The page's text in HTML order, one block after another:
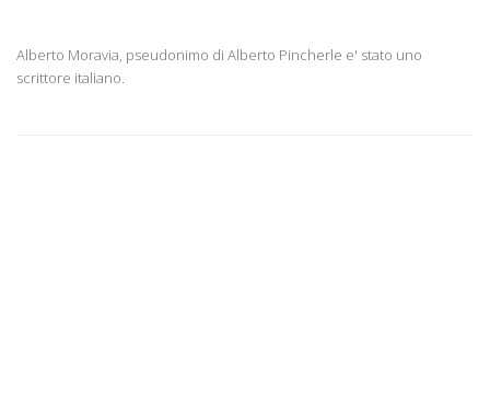
Alberto Moravia, pseudonimo di Alberto Pincherle e' stato uno
scrittore italiano.